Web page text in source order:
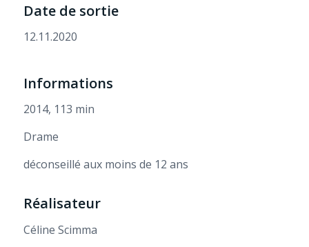
Date de sortie
12.11.2020
Informations
2014, 113 min
Drame
déconseillé aux moins de 12 ans
Réalisateur
Céline Scimma